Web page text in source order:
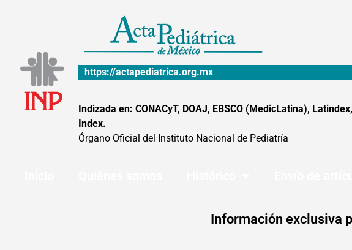
https://actapediatrica.org.mx
Indizada en: CONACyT, DOAJ, EBSCO (MedicLatina),
Index.
Órgano Oficial del Instituto Nacional de Pediatría
Información exclusiva